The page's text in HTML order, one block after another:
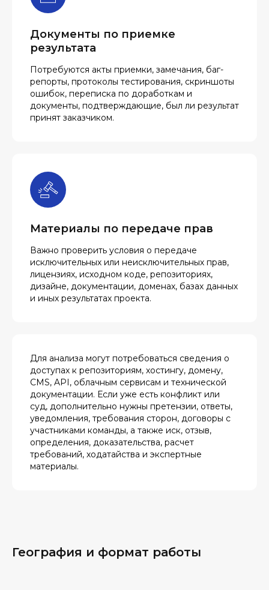
Документы по приемке
результата
Потребуются акты приемки, замечания, баг-
репорты, протоколы тестирования, скриншоты
ошибок, переписка по доработкам и
документы, подтверждающие, был ли результат
принят заказчиком.
Материалы по передаче прав
Важно проверить условия о передаче
исключительных или неисключительных прав,
лицензиях, исходном коде, репозиториях,
дизайне, документации, доменах, базах данных
и иных результатах проекта.
Для анализа могут потребоваться сведения о
доступах к репозиториям, хостингу, домену,
CMS, API, облачным сервисам и технической
документации. Если уже есть конфликт или
суд, дополнительно нужны претензии, ответы,
уведомления, требования сторон, договоры с
участниками команды, а также иск, отзыв,
определения, доказательства, расчет
требований, ходатайства и экспертные
материалы.
География и формат работы